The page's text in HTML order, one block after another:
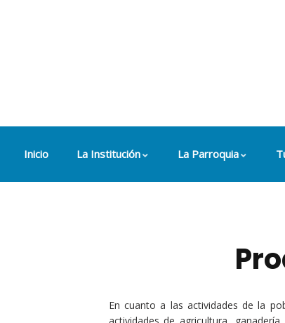
Inicio La Institución La Parroquia
En cuanto a las actividades de la